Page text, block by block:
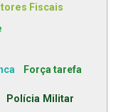
Fiscais
Força tarefa
Polícia Militar